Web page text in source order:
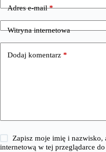
Adres e-mail*
Witryna internetowa
Dodaj komentarz *
Zapisz moje imię i nazwisko,
internetową w tej przeglądarce